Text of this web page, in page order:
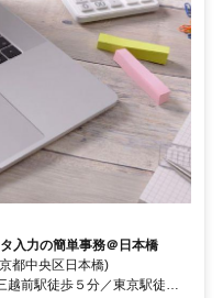
入力の簡単事務＠日本橋
都中央区日本橋)
越前駅徒歩５分／東京駅徒歩